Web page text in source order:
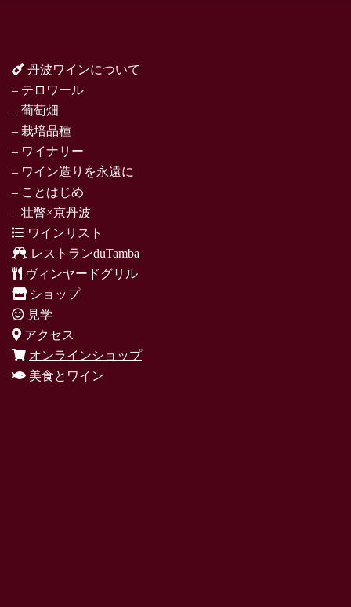
丹波ワインについて
– テロワール
– 葡萄畑
– 栽培品種
– ワイナリー
– ワイン造りを永遠に
– ことはじめ
– 壮瞥×京丹波
ワインリスト
レストランduTamba
ヴィンヤードグリル
ショップ
見学
アクセス
オンラインショップ
美食とワイン